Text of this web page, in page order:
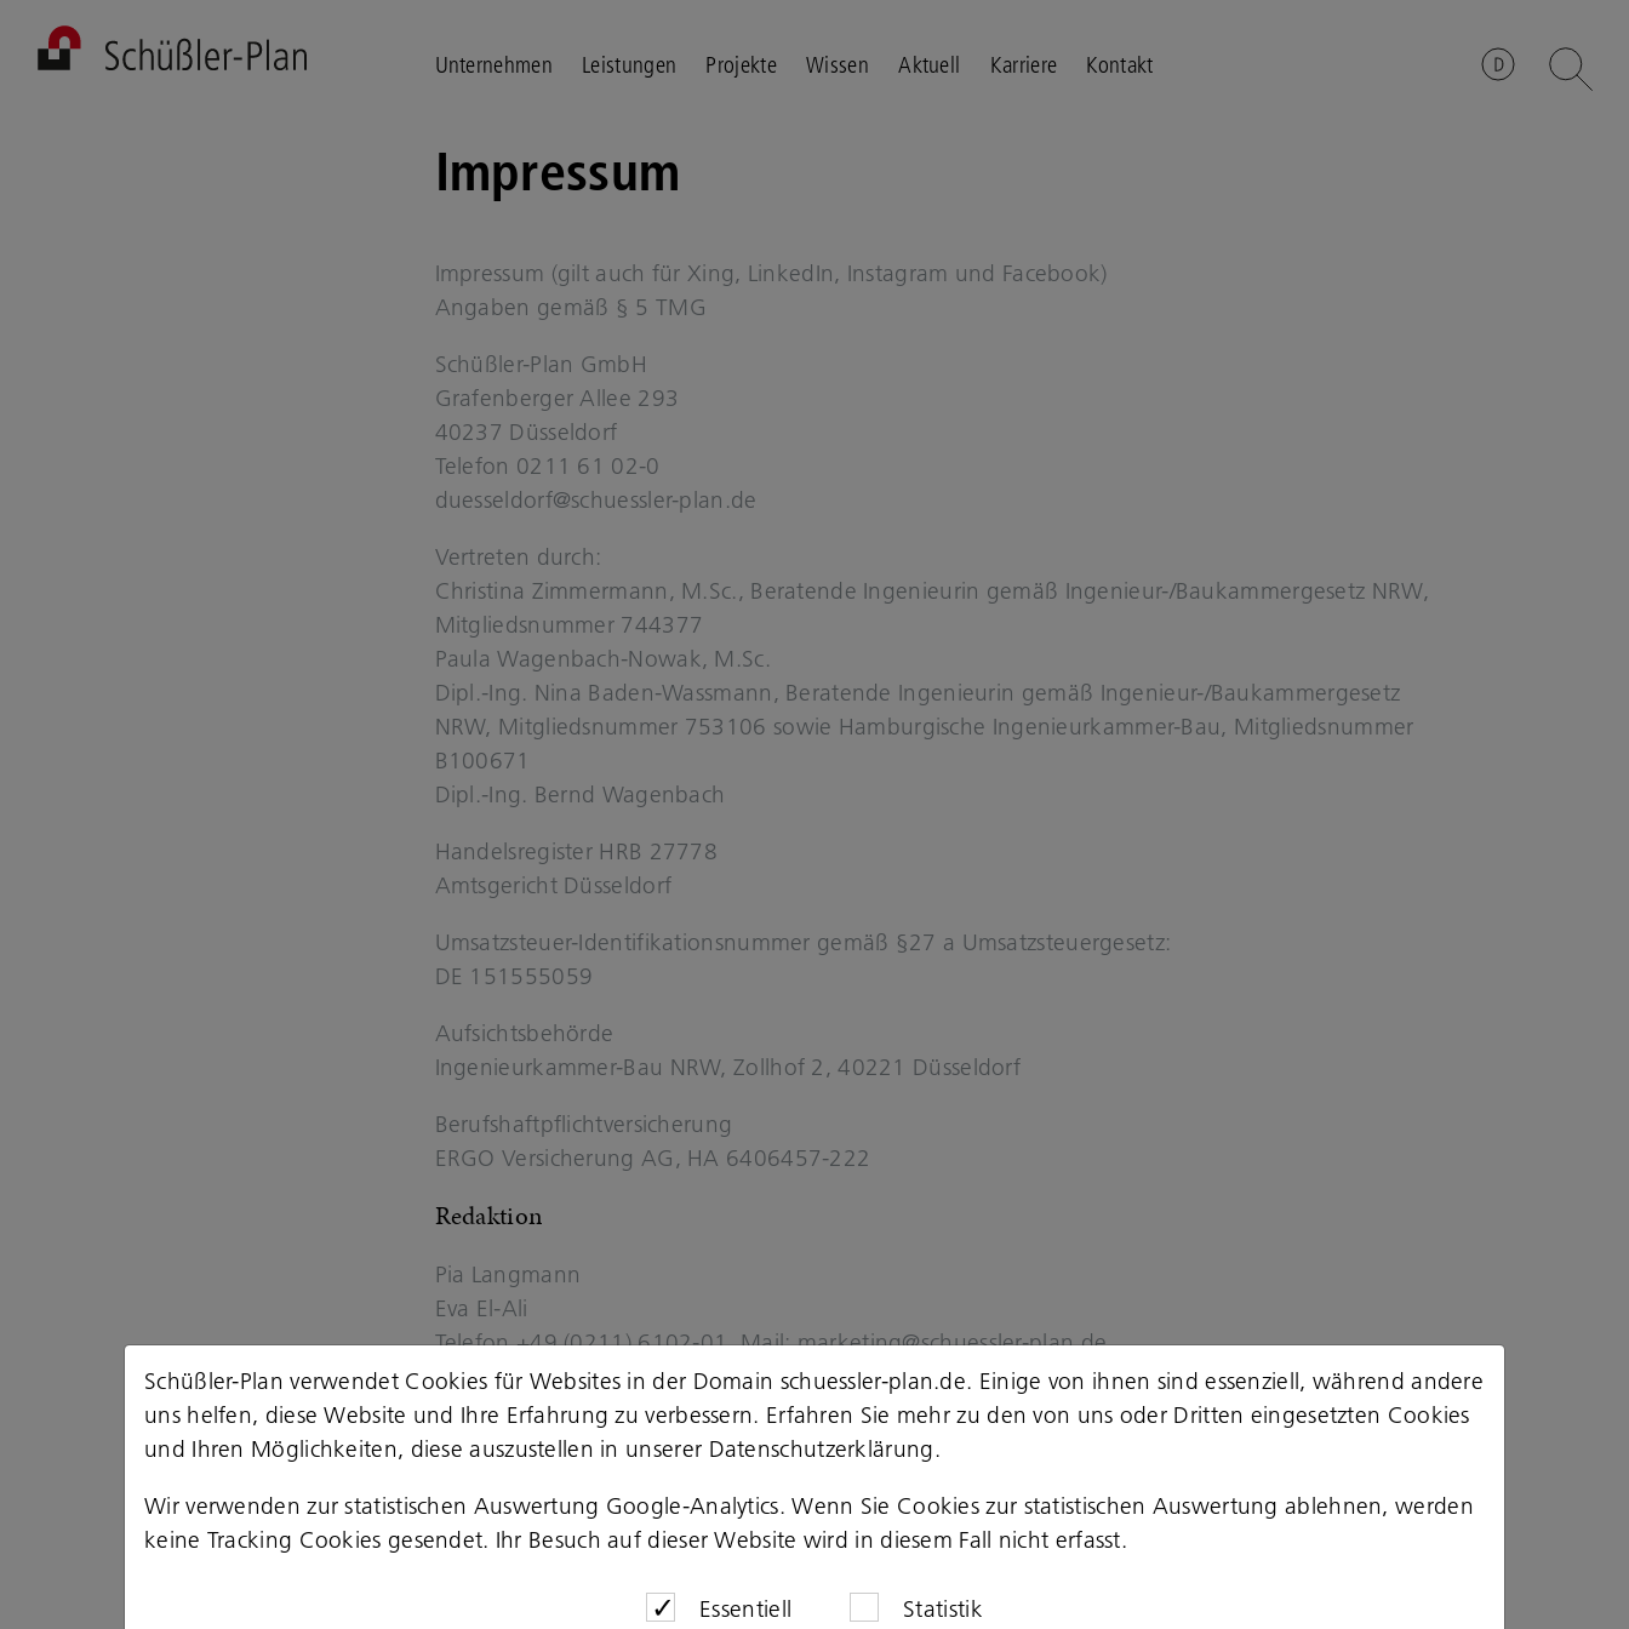
Unternehmen Leistungen Projekte Wissen Aktuell Karriere Kontakt
Im­pres­sum
Im­pres­sum (gilt auch für Xing, Lin­ke­dIn, In­sta­gram und Face­book)
An­ga­ben gemäß § 5 TMG
Schüßler-​Plan GmbH
Gra­fen­ber­ger Allee 293
40237 Düs­sel­dorf
Te­le­fon 0211 61 02-0
du­es­sel­dorf@schuessler-​plan.de
Ver­tre­ten durch:
Chris­ti­na Zim­mer­mann, M.Sc., Be­ra­ten­de In­ge­nieu­rin gemäß Ingenieur-​/Bau­kam­mer­ge­setz NRW,
Mit­glieds­num­mer 744377
Paula Wagenbach-​Nowak, M.Sc.
Dipl.-Ing. Nina Baden-​Wassmann, Be­ra­ten­de In­ge­nieu­rin gemäß Ingenieur-​/Bau­kam­mer­ge­setz
NRW, Mit­glieds­num­mer 753106 sowie Ham­bur­gi­sche Ingenieurkammer-​Bau, Mit­glieds­num­mer
B100671
Dipl.-Ing. Bernd Wa­gen­bach
Han­dels­re­gis­ter HRB 27778
Amts­ge­richt Düs­sel­dorf
Umsatzsteuer-​Identifikationsnummer gemäß §27 a Um­satz­steu­er­ge­setz:
DE 151555059
Auf­sichts­be­hör­de
Ingenieurkammer-​Bau NRW, Zoll­hof 2, 40221 Düs­sel­dorf
Be­rufs­haft­pflicht­ver­si­che­rung
ERGO Ver­si­che­rung AG, HA 6406457-​222
Re­dak­ti­on
Pia Lang­mann
Eva El-​Ali
Te­le­fon +49 (0211) 6102-​01, Mail:mar­ke­ting@schuessler-​plan.de
De­sign/ Kon­zep­ti­on
Lutz Menze De­sign
Tech­ni­sche Rea­li­sie­rung
Schüßler-Plan verwendet Cookies für Websites in der Domain schuessler-plan.de. Einige von ihnen sind essenziell, während andere
uns helfen, diese Website und Ihre Erfahrung zu verbessern. Erfahren Sie mehr zu den von uns oder Dritten eingesetzten Cookies
und Ihren Möglichkeiten, diese auszustellen in unserer Datenschutzerklärung.
Wir verwenden zur statistischen Auswertung Google-Analytics. Wenn Sie Cookies zur statistischen Auswertung ablehnen, werden
keine Tracking Cookies gesendet. Ihr Besuch auf dieser Website wird in diesem Fall nicht erfasst.
Essentiell Statistik